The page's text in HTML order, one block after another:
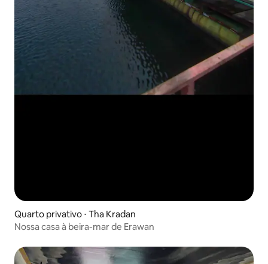
Quarto privativo ⋅ Tha Kradan
Nossa casa à beira-mar de Erawan